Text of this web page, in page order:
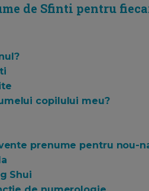
de Sfinti pentru
copilului meu?
prenume pentru nou-
Shui